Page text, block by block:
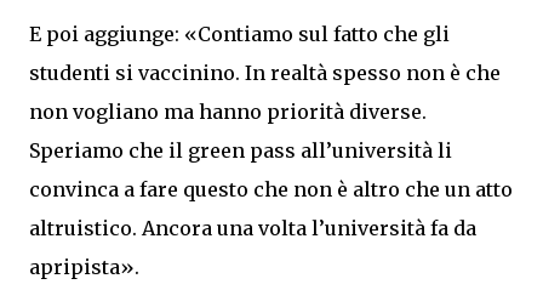
E poi aggiunge: «Contiamo sul fatto che gli
studenti si vaccinino. In realtà spesso non è che
non vogliano ma hanno priorità diverse.
Speriamo che il green pass all’università li
convinca a fare questo che non è altro che un atto
altruistico. Ancora una volta l’università fa da
apripista».